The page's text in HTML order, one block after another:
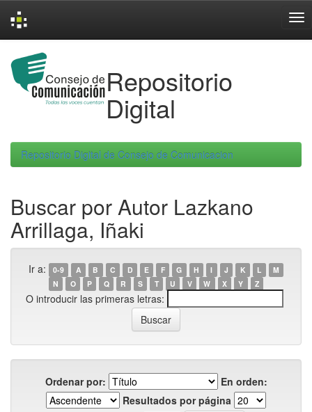
navigation
Repositorio
Digital
Repositorio Digital de Consejo de Comunicacion
Buscar por Autor Lazkano
Arrillaga, Iñaki
Ir a: 0-9 A B C D E F G H I J K L
M
N
O P Q R S T U V W X Y Z
O introducir las primeras letras:
Ordenar por:
En orden:
Resultados por página